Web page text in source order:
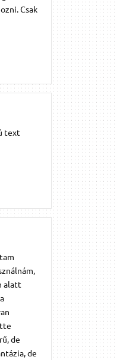
Csak
text
alatt
de
de